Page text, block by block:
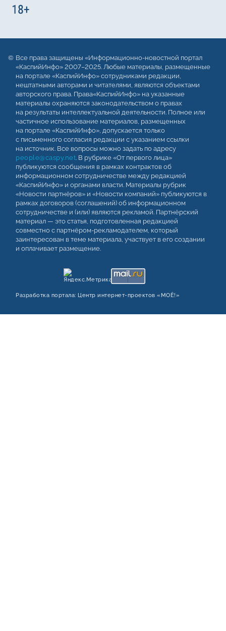
Все права защищены «Информационно-новостной портал
«КаспийИнфо» 2007–2025. Любые материалы, размещенные
на портале «КаспийИнфо» сотрудниками редакции,
нештатными авторами и читателями, являются объектами
авторского права. Права«КаспийИнфо» на указанные
материалы охраняются законодательством о правах
на результаты интеллектуальной деятельности. Полное или
частичное использование материалов, размещенных
на портале «КаспийИнфо», допускается только
с письменного согласия редакции с указанием ссылки
на источник. Все вопросы можно задать по адресу
people@caspy.net. В рубрике «От первого лица»
публикуются сообщения в рамках контрактов об
информационном сотрудничестве между редакцией
«КаспийИнфо» и органами власти. Материалы рубрик
«Новости партнёров» и «Новости компаний» публикуются в
рамках договоров (соглашений) об информационном
сотрудничестве и (или) являются рекламой. Партнёрский
материал — это статья, подготовленная редакцией
совместно с партнёром-рекламодателем, который
заинтересован в теме материала, участвует в его создании
и оплачивает размещение.
Разработка портала: Центр интернет‑проектов «МОЁ!»